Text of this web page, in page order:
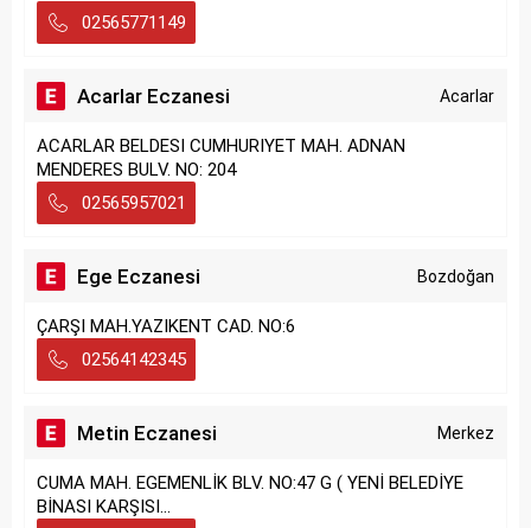
02565771149
Acarlar Eczanesi Acarlar
ACARLAR BELDESI CUMHURIYET MAH. ADNAN
MENDERES BULV. NO: 204
02565957021
Ege Eczanesi Bozdoğan
ÇARŞI MAH.YAZIKENT CAD. NO:6
02564142345
Metin Eczanesi Merkez
CUMA MAH. EGEMENLİK BLV. NO:47 G ( YENİ BELEDİYE
BİNASI KARŞISI...